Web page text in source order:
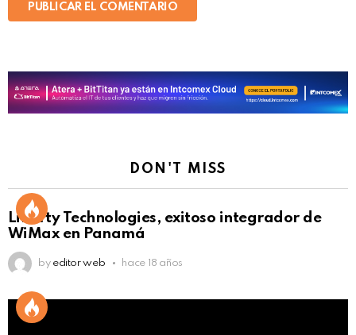
DON'T MISS
Liberty Technologies, exitoso integrador de
WiMax en Panamá
by editor web hace 18 años